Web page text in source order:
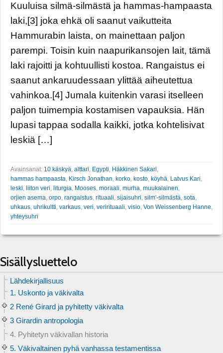
Kuuluisa silmä-silmästä ja hammas-hampaasta
laki,[3] joka ehkä oli saanut vaikutteita
Hammurabin laista, on mainettaan paljon
parempi. Toisin kuin naapurikansojen lait, tämä
laki rajoitti ja kohtuullisti kostoa. Rangaistus ei
saanut ankaruudessaan ylittää aiheutettua
vahinkoa.[4] Jumala kuitenkin varasi itselleen
paljon tuimempia kostamisen vapauksia. Hän
lupasi tappaa sodalla kaikki, jotka kohtelisivat
leskiä […]
Avainsanat: 10 käskyä alttari Egypti Häkkinen Sakari
hammas hampaasta Kirsch Jonathan korko kosto köyhä Latvus Kari
leski liiton veri liturgia Mooses moraali murha muukalainen
orjien asema orpo rangaistus rituaali sijaisuhri silm'-silmästä sota
uhkaus uhrikultti varkaus veri verirituaali visio Von Weissenberg Hanne
yhteysuhri
Sisällysluettelo
Lähdekirjallisuus
1. Uskonto ja väkivalta
2 René Girard ja pyhitetty väkivalta
3 Girardin antropologia
4. Pyhitetyn väkivallan historia
5. Väkivaltainen pyhä vanhassa testamentissa